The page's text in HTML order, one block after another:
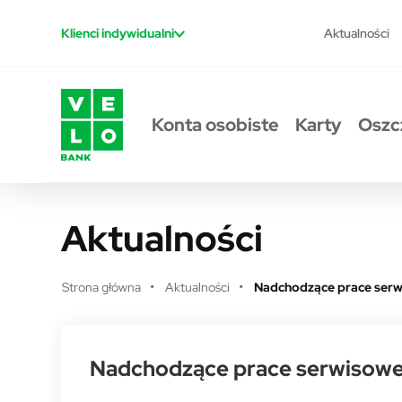
Klienci indywidualni Aktualności
Konta osobiste Karty
Aktualności
Strona główna Aktualności Nadchodzące prace
Nadchodzące prace